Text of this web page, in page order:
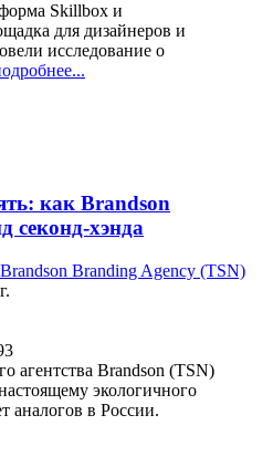
Skillbox и
для дизайнеров и
исследование о
как Brandson
секонд-хэнда
Brandson Branding Agency (TSN)
агентства Brandson (TSN)
экологичного
аналогов в России.